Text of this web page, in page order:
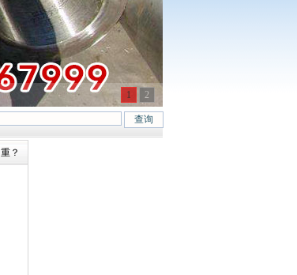
1 2
、45#、20G、40Cr、20Cr、16Mn-45Mn、27SiMn、Cr5Mo、
？